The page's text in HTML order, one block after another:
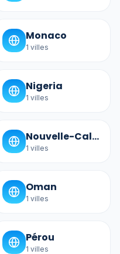
Monaco
1 villes
Nigeria
1 villes
Nouvelle-Calédonie
1 villes
Oman
1 villes
Pérou
1 villes